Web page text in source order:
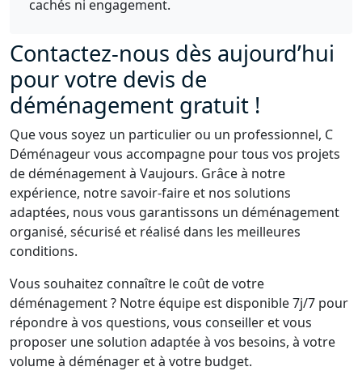
cachés ni engagement.
Contactez-nous dès aujourd’hui
pour votre devis de
déménagement gratuit !
Que vous soyez un particulier ou un professionnel, C
Déménageur vous accompagne pour tous vos projets
de déménagement à Vaujours. Grâce à notre
expérience, notre savoir-faire et nos solutions
adaptées, nous vous garantissons un déménagement
organisé, sécurisé et réalisé dans les meilleures
conditions.
Vous souhaitez connaître le coût de votre
déménagement ? Notre équipe est disponible 7j/7 pour
répondre à vos questions, vous conseiller et vous
proposer une solution adaptée à vos besoins, à votre
volume à déménager et à votre budget.